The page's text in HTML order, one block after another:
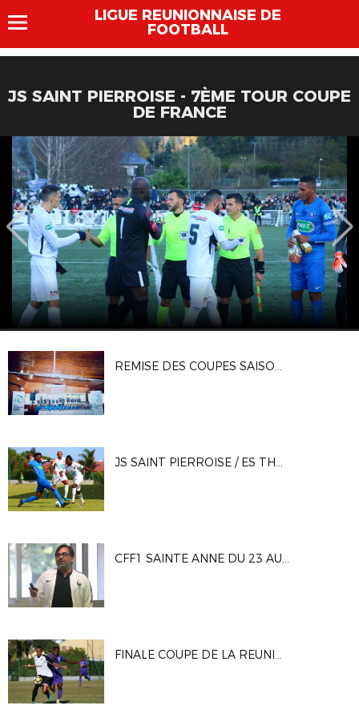
LIGUE REUNIONNAISE DE
FOOTBALL
JS SAINT PIERROISE - 7ÈME TOUR COUPE
DE FRANCE
REMISE DES COUPES SAISON 2019
JS SAINT PIERROISE / ES THAON - 08/12/2019
CFF1 SAINTE ANNE DU 23 AU 27 SEPTEMBRE 2019
FINALE COUPE DE LA REUNION - 06 OCTOBRE 2019